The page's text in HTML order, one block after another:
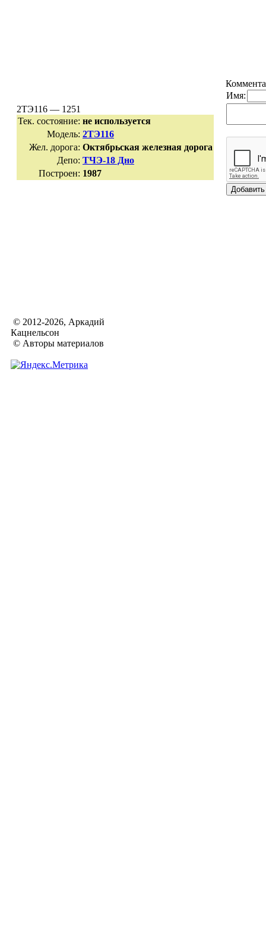
2ТЭ116 — 1251
Тек. состояние: не используется
Модель: 2ТЭ116
Жел. дорога: Октябрьская железная дорога
Депо: ТЧЭ-18 Дно
Построен: 1987
Имя:
© 2012-2026, Аркадий
Кацнельсон
© Авторы материалов